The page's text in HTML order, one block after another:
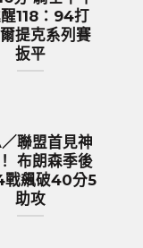
棒球新聞
再次上演7局無失分
率僅0.84百年首見
新聞、MLB戰績 MLB芝
118：94打
提克系列賽
扳平
聯盟首見神
布朗森季後
戰飆破40分5
助攻